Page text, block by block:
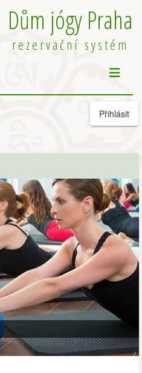
Dům jógy Praha
rezervační systém
Přihlásit